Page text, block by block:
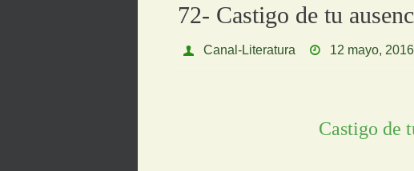
72- Castigo de tu
Canal-Literatura 12 mayo, 2016
Castigo de